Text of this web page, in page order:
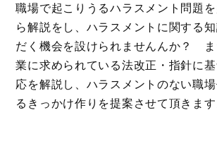
職場で起こりうるハラスメント問題
ら解説をし、ハラスメントに関する
だく機会を設けられませんんか？ ま
業に求められている法改正・指針に
応を解説し、ハラスメントのない職
るきっかけ作りを提案させて頂きます